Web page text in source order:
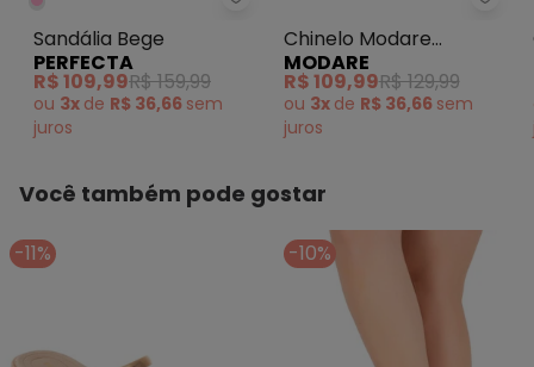
Perfecta - Sandália Bege
Sandália Bege
PERFECTA
R$ 109,99R$ 159,99
ou 3x de R$ 36,66 sem
juros
Chinelo Modare
(Creme)
MODARE
R$ 109,99R$ 129,99
ou 3x de R$ 36,66 sem
juros
Você também pode gostar
-11% -10%